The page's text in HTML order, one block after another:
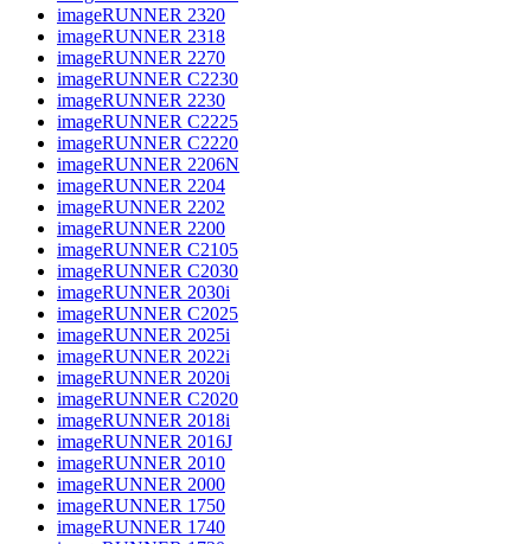
imageRUNNER 2320
imageRUNNER 2318
imageRUNNER 2270
imageRUNNER C2230
imageRUNNER 2230
imageRUNNER C2225
imageRUNNER C2220
imageRUNNER 2206N
imageRUNNER 2204
imageRUNNER 2202
imageRUNNER 2200
imageRUNNER C2105
imageRUNNER C2030
imageRUNNER 2030i
imageRUNNER C2025
imageRUNNER 2025i
imageRUNNER 2022i
imageRUNNER 2020i
imageRUNNER C2020
imageRUNNER 2018i
imageRUNNER 2016J
imageRUNNER 2010
imageRUNNER 2000
imageRUNNER 1750
imageRUNNER 1740